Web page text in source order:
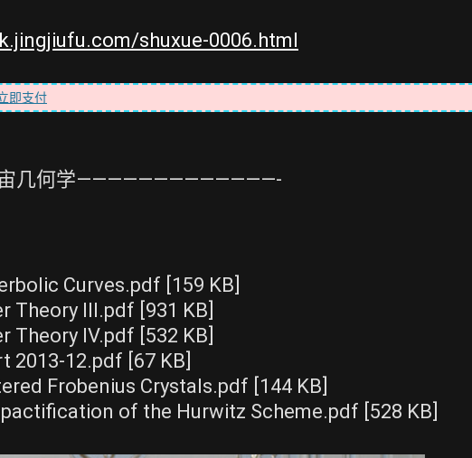
shuxue-0006.html
即支付
几何学—————————————-
Curves.pdf [159 KB]
Theory III.pdf [931 KB]
Theory IV.pdf [532 KB]
2013-12.pdf [67 KB]
Frobenius Crystals.pdf [144 KB]
of the Hurwitz Scheme.pdf [528 KB]